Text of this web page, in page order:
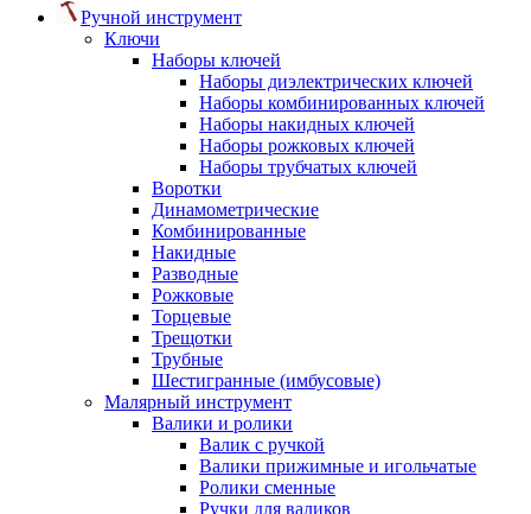
Ручной инструмент
Ключи
Наборы ключей
Наборы диэлектрических ключей
Наборы комбинированных ключей
Наборы накидных ключей
Наборы рожковых ключей
Наборы трубчатых ключей
Воротки
Динамометрические
Комбинированные
Накидные
Разводные
Рожковые
Торцевые
Трещотки
Трубные
Шестигранные (имбусовые)
Малярный инструмент
Валики и ролики
Валик с ручкой
Валики прижимные и игольчатые
Ролики сменные
Ручки для валиков